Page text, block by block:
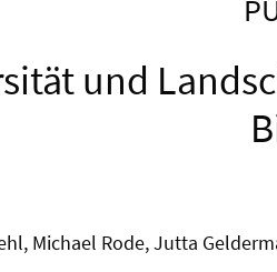
und
Michael Rode, Jutta